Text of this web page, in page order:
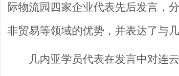
际物流园四家企业代表先后发言，
非贸易等领域的优势，并表达了与
几内亚学员代表在发言中对连